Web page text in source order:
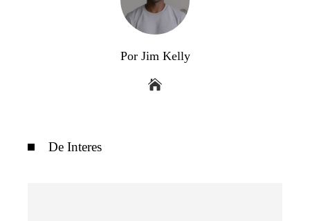
Por Jim Kelly
De Interes